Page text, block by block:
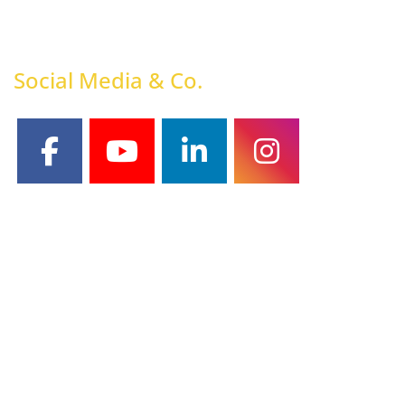
Social Media & Co.
facebookyoutubelinkedininstagram